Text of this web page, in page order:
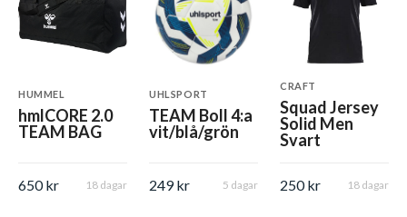
HUMMEL
hmlCORE 2.0
TEAM BAG
650 kr 18 dagar
UHLSPORT
TEAM Boll 4:a
vit/blå/grön
249 kr 5 dagar
CRAFT
Squad Jersey
Solid Men
Svart
250 kr 18 dagar